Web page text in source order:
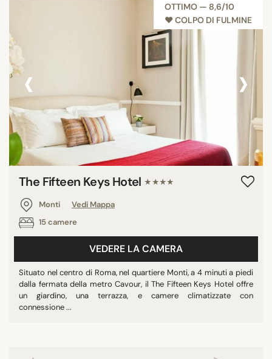
OTTIMO — 8,6/10
♥︎ COLPO DI FULMINE
‹ ›
The Fifteen Keys Hotel ★★★★
Monti
Vedi Mappa
15 camere
VEDERE LA CAMERA
Situato nel centro di Roma, nel quartiere Monti, a 4 minuti a piedi
dalla fermata della metro Cavour, il The Fifteen Keys Hotel offre
un giardino, una terrazza, e camere climatizzate con
connessione ...